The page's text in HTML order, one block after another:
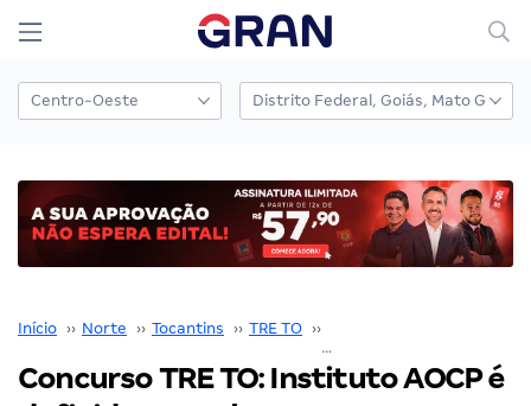
Início ›› Norte ›› Tocantins ›› TRE TO ››
Concurso TRE TO: Instituto AOCP é